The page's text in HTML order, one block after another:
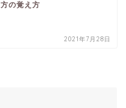
方の覚え方
2021年7月28日